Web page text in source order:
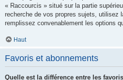
« Raccourcis » situé sur la partie
recherche de vos propres sujets, utilisez
remplissez convenablement les options
Haut
Favoris et abonnements
Quelle est la différence entre les